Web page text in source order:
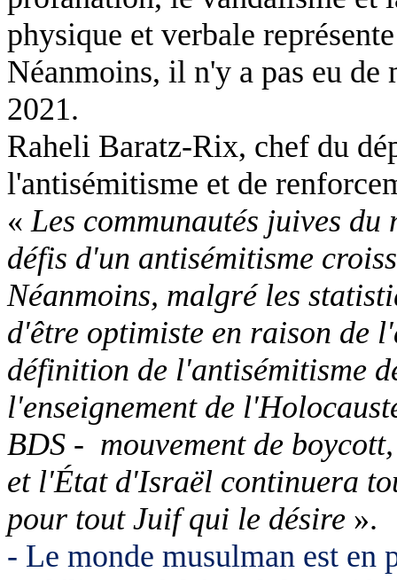
physique et verbale
Néanmoins, il n'y a pas eu de
2021.
Raheli Baratz-Rix, chef du
l'antisémitisme et de
« Les communautés juives
défis d'un antisémitisme
Néanmoins, malgré les
d'être optimiste en raison de
définition de l'antisémitisme
l'enseignement de
BDS - mouvement de
et l'État d'Israël continuera
pour tout Juif qui le désire ».
- Le monde musulman est en